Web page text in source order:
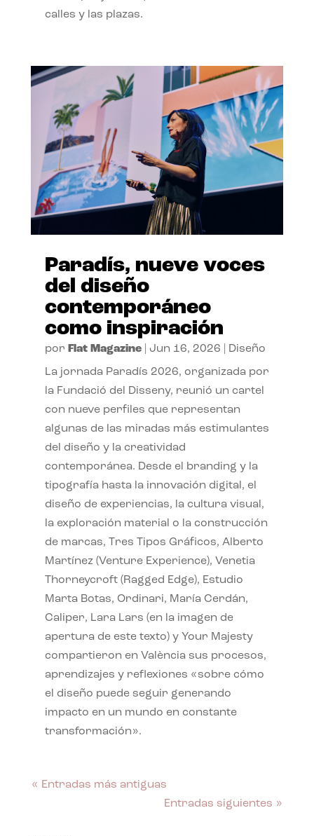
calles y las plazas.
Paradís, nueve voces
del diseño
contemporáneo
como inspiración
por Flat Magazine| Jun 16, 2026 Diseño
La jornada Paradís 2026, organizada por
la Fundació del Disseny, reunió un cartel
con nueve perfiles que representan
algunas de las miradas más estimulantes
del diseño y la creatividad
contemporánea. Desde el branding y la
tipografía hasta la innovación digital, el
diseño de experiencias, la cultura visual,
la exploración material o la construcción
de marcas, Tres Tipos Gráficos, Alberto
Martínez (Venture Experience), Venetia
Thorneycroft (Ragged Edge), Estudio
Marta Botas, Ordinari, María Cerdán,
Caliper, Lara Lars (en la imagen de
apertura de este texto) y Your Majesty
compartieron en València sus procesos,
aprendizajes y reflexiones «sobre cómo
el diseño puede seguir generando
impacto en un mundo en constante
transformación».
« Entradas más antiguas
Entradas siguientes »